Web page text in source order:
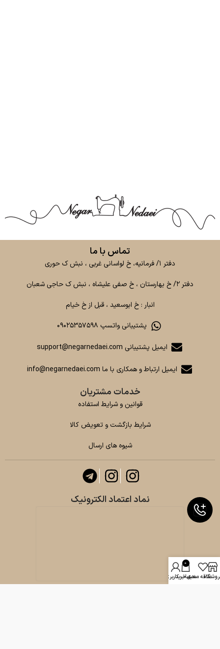
تماس با ما
دفتر ۱/ فرمانیه، خ لواسانی غربی ، نبش ک حوری
دفتر ۲/ خ بهارستان ، خ صفی علیشاه ، نبش ک حاجی شعبان
انبار : خ ابوسعید ، قبل از خ خیام
پشتیبانی واتسپ ۰۹۰۲۵۳۵۷۵۹۸
ایمیل پشتیبانی support@negarnedaei.com
ایمیل ارتباط و همکاری با ما info@negarnedaei.com
خدمات مشتریان
قوانین و شرایط استفاده
شرایط بازگشت و تعویض کالا
شیوه های ارسال
نماد اعتماد الکترونیک
علاقه مندی
0
سبد خرید
حساب کاربری من